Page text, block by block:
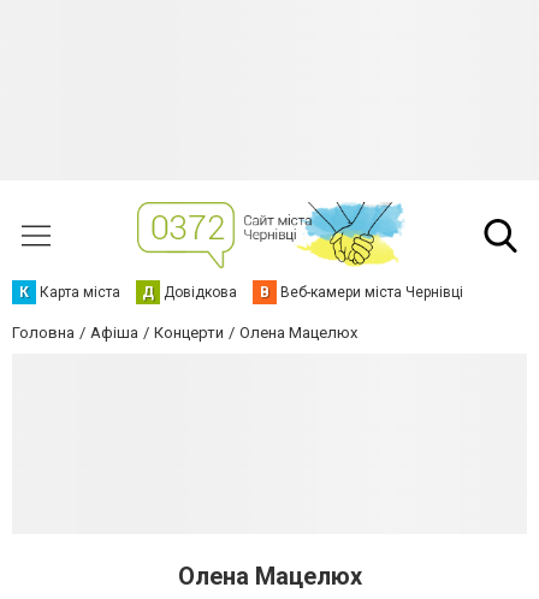
К Карта міста Д Довідкова В Веб-камери міста Чернівці
Головна Афіша Концерти Олена Мацелюх
Олена Мацелюх